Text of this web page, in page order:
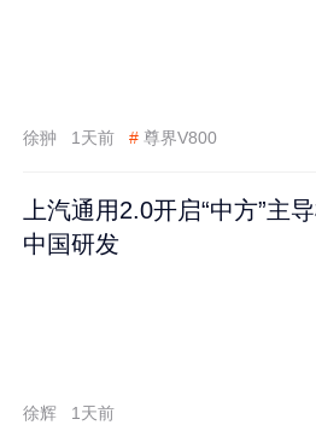
徐翀 1天前 # 尊界V800
上汽通用2.0开启“中方”主
中国研发
徐辉 1天前